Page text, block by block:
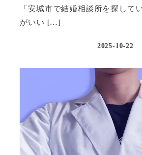
「安城市で結婚相談所を探して
がいい […]
2025-10-22